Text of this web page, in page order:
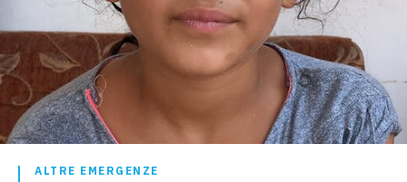
ALTRE EMERGENZE